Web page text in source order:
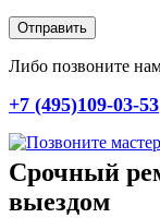
Отправить
Либо позвоните
+7 (495)109-03-53
Срочный
выездом